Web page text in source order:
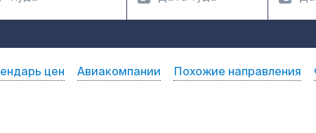
цен Авиакомпании Похожие направления